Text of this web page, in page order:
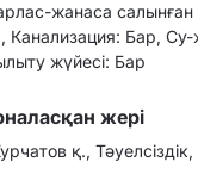
жанаса салынған
Канализация: Бар,
жүйесі: Бар
жері
қ., Тәуелсіздік,